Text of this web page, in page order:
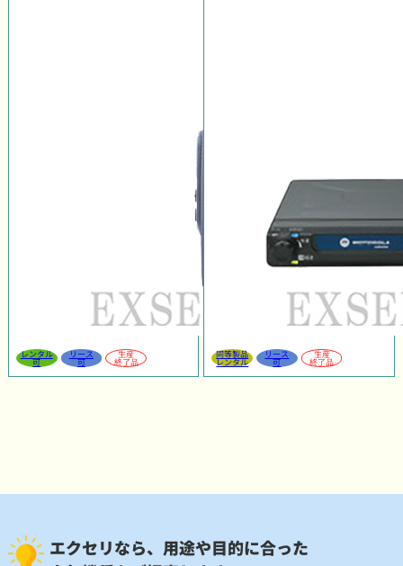
レンタル
可
リース
可
生産
終了品
同等製品
レンタル
リース
可
生産
終了品
エクセリなら、用途や目的に合った